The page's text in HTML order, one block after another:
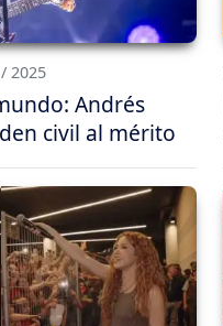
2025
Andrés
civil al mérito